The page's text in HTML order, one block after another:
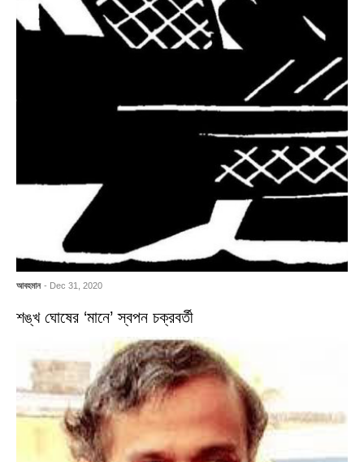
আবহমান - Dec 31, 2020
শঙ্খ ঘোষের ‘মানে’ স্বপন চক্রবর্তী